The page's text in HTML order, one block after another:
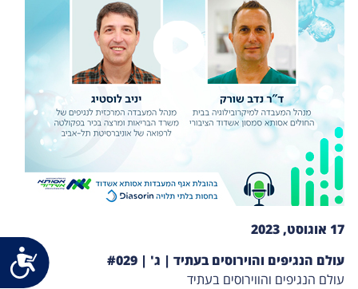
17 אוגוסט, 2023
עולם הנגיפים והוירוסים בעתיד | ג' | #029
עולם הנגיפים והווירוסים בעתיד